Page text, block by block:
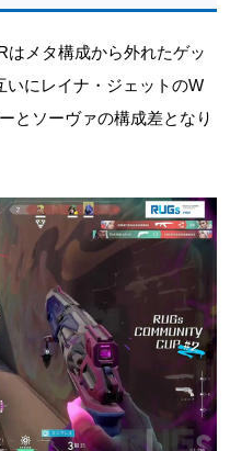
はメタ構成から外れたゲッ
いにレイナ・ジェットのW
とソーヴァの構成差となり